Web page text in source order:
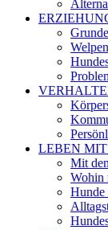
LEBEN
Mit
Wohin
Hunde